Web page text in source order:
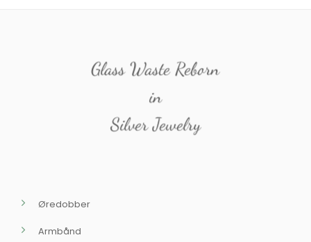
Glass Waste Reborn
in
Silver Jewelry
Øredobber
Armbånd